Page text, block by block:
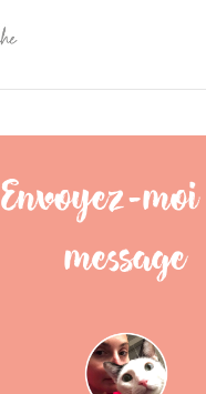
Envoyez-
message